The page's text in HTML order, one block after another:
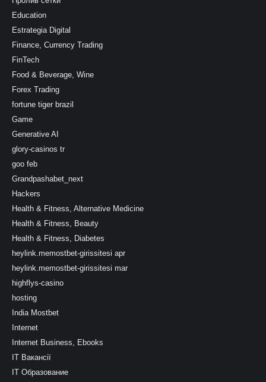
Education
Estrategia Digital
Finance, Currency Trading
FinTech
Food & Beverage, Wine
Forex Trading
fortune tiger brazil
Game
Generative AI
glory-casinos tr
goo feb
Grandpashabet_next
Hackers
Health & Fitness, Alternative Medicine
Health & Fitness, Beauty
Health & Fitness, Diabetes
heylink.memostbet-girissitesi apr
heylink.memostbet-girissitesi mar
highflys-casino
hosting
India Mostbet
Internet
Internet Business, Ebooks
IT Вакансії
IT Образование